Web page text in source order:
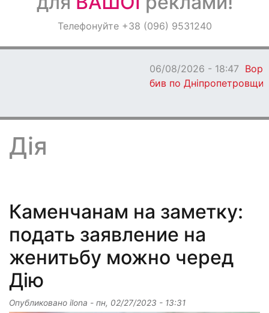
ОголошенняТелефонуйте +38 (096) 9531240
Ворог протягом дня
бив по Дніпропетровщині: є загиблі
Дія
Каменчанам на заметку:
подать заявление на
женитьбу можно черед
Дію
Опубликовано ilona - пн, 02/27/2023 - 13:31